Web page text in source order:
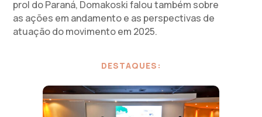
prol do Paraná, Domakoski falou também sobre
as ações em andamento e as perspectivas de
atuação do movimento em 2025.
DESTAQUES: